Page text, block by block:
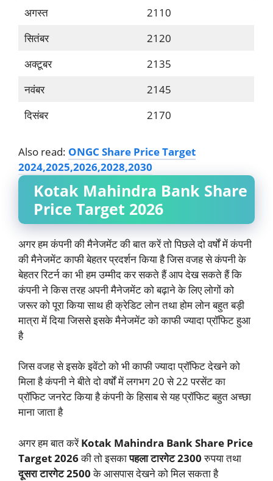
अगस्त
2110
सितंबर
2120
अक्टूबर
2135
नवंबर
2145
दिसंबर
2170
Also read: ONGC Share Price Target
2024,2025,2026,2028,2030
Kotak Mahindra Bank Share
Price Target 2026
अगर हम कंपनी की मैनेजमेंट की बात करें तो पिछले दो वर्षों में कंपनी
की मैनेजमेंट काफी बेहतर प्रदर्शन किया है जिस वजह से कंपनी के
बेहतर रिटर्न का भी हम उम्मीद कर सकते हैं आप देख सकते हैं कि
कंपनी ने किस तरह अपनी मैनेजमेंट को बढ़ाने के लिए लोगों को
जरूर को पूरा किया साथ ही क्रेडिट लोन तथा होम लोन बहुत बड़ी
मात्रा में दिया जिससे इसके मैनेजमेंट को काफी ज्यादा प्रॉफिट हुआ
है
जिस वजह से इसके इवेंटो को भी काफी ज्यादा प्रॉफिट देखने को
मिला है कंपनी ने बीते दो वर्षों में लगभग 20 से 22 परसेंट का
प्रॉफिट जनरेट किया है कंपनी के हिसाब से यह प्रॉफिट बहुत अच्छा
माना जाता है
अगर हम बात करेंKotak Mahindra Bank Share Price
Target2026की तो इसकापहला टारगेट 2300रुपया तथा
दूसरा टारगेट 2500के आसपास देखने को मिल सकता है